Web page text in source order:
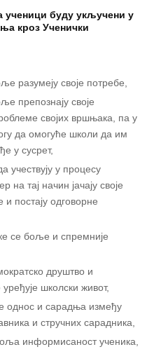
ученици буду укључени у
кроз Ученички
разумеју своје потребе,
препознају своје
својих вршњака, па у
да омогуће школи да им
у сусрет,
учествују у процесу
на тај начин јачају своје
постају одговорне
се боље и спремније
друштво и
школски живот,
однос и сарадња између
и стручних сарадника,
информисаност ученика,